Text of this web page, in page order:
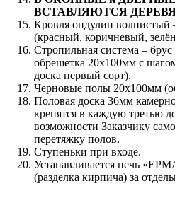
ВСТАВЛЯЮТСЯ
Кровля ондулин волнистый
(красный, коричневый,
Стропильная система –
обрешетка 20х100мм с
доска первый сорт).
Черновые полы 20х100мм
Половая доска 36мм
крепятся в каждую третью
возможности Заказчику
перетяжку полов.
Ступеньки при входе.
Устанавливается печь
(разделка кирпича) за